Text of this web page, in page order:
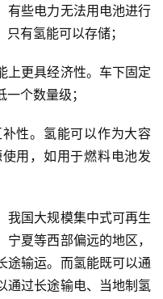
有些电力无法用电池进行
有氢能可以存储；
上更具经济性。车下固定
个数量级；
性。氢能可以作为大容
用，如用于燃料电池发
我国大规模集中式可再生
夏等西部偏远的地区，
途输运。而氢能既可以通
通过长途输电、当地制氢